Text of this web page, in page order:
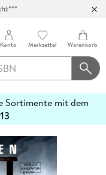
Konto Merkzettel Warenkorb
Sortimente mit dem